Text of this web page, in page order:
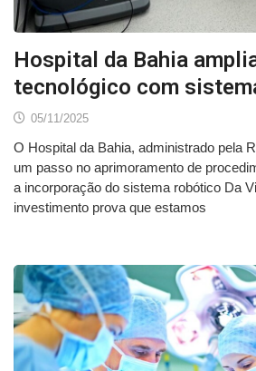
Hospital da Bahia
tecnológico com
05/11/2025
O Hospital da Bahia, administrado pela
um passo no aprimoramento de
a incorporação do sistema robótico Da
investimento prova que estamos